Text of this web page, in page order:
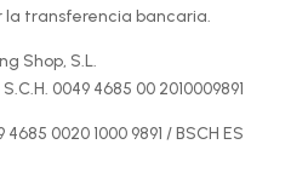
transferencia bancaria.
Shop, S.L.
0049 4685 00 2010009891
4685 0020 1000 9891 / BSCH ES